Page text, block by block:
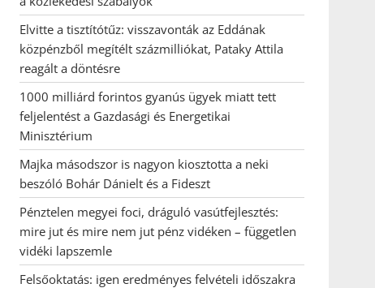
Elvitte a tisztítótűz: visszavonták az Eddának
közpénzből megítélt százmilliókat, Pataky Attila
reagált a döntésre
1000 milliárd forintos gyanús ügyek miatt tett
feljelentést a Gazdasági és Energetikai
Minisztérium
Majka másodszor is nagyon kiosztotta a neki
beszóló Bohár Dánielt és a Fideszt
Pénztelen megyei foci, dráguló vasútfejlesztés:
mire jut és mire nem jut pénz vidéken – független
vidéki lapszemle
Felsőoktatás: igen eredményes felvételi időszakra